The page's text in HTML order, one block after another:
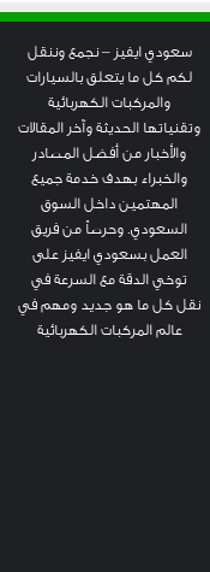
سعودي ايفيز – نجمع وننقل
لكم كل ما يتعلق بالسيارات
والمركبات الكهربائية
وتقنياتها الحديثة وآخر المقالات
والأخبار من أفضل المصادر
والخبراء بهدف خدمة جميع
المهتمين داخل السوق
السعودي. وحرصاً من فريق
العمل بسعودي ايفيز على
توخي الدقة مع السرعة في
نقل كل ما هو جديد ومهم في
عالم المركبات الكهربائية